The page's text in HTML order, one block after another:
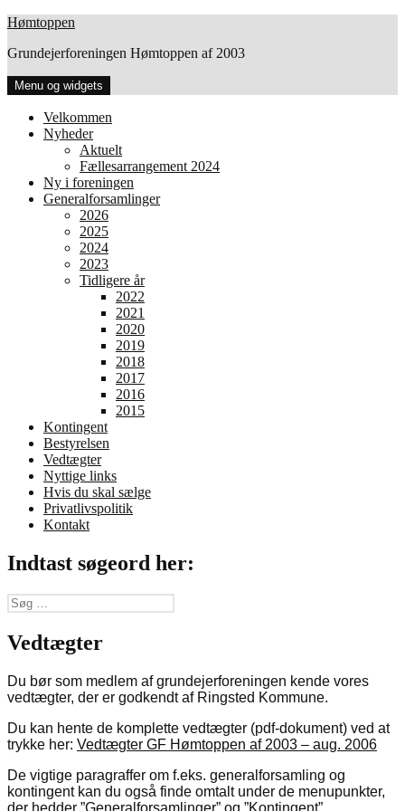
Hop
indhold
Hømtoppen
Grundejerforeningen Hømtoppen af 2003
Menu og widgets
Velkommen
Nyheder
Aktuelt
Fællesarrangement 2024
Ny i foreningen
Generalforsamlinger
2026
2025
2024
2023
Tidligere år
2022
2021
2020
2019
2018
2017
2016
2015
Kontingent
Bestyrelsen
Vedtægter
Nyttige links
Hvis du skal sælge
Privatlivspolitik
Kontakt
Indtast søgeord her:
Søg
efter:
Vedtægter
Du bør som medlem af grundejerforeningen kende vores
vedtægter, der er godkendt af Ringsted Kommune.
Du kan hente de komplette vedtægter (pdf-dokument) ved at
trykke her: Vedtægter GF Hømtoppen af 2003 – aug. 2006
De vigtige paragraffer om f.eks. generalforsamling og
kontingent kan du også finde omtalt under de menupunkter,
der hedder ”Generalforsamlinger” og ”Kontingent”.